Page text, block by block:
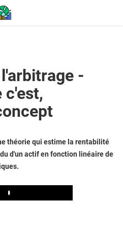
-
c'est,
théorie qui estime la rentabilité
d'un actif en fonction linéaire de
Play